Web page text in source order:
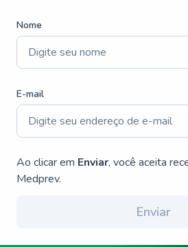
Nome
E-mail
Ao clicar em Enviar, você aceita
Medprev.
Enviar